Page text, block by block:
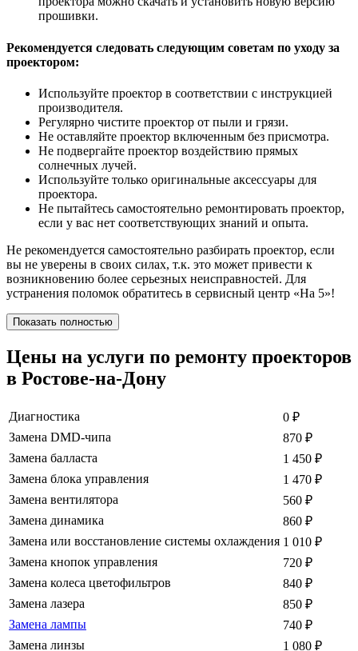
прошивки.
Рекомендуется следовать следующим советам по уходу за
проектором:
Используйте проектор в соответствии с инструкцией
производителя.
Регулярно чистите проектор от пыли и грязи.
Не оставляйте проектор включенным без присмотра.
Не подвергайте проектор воздействию прямых
солнечных лучей.
Используйте только оригинальные аксессуары для
проектора.
Не пытайтесь самостоятельно ремонтировать проектор,
если у вас нет соответствующих знаний и опыта.
Не рекомендуется самостоятельно разбирать проектор, если
вы не уверены в своих силах, т.к. это может привести к
возникновению более серьезных неисправностей. Для
устранения поломок обратитесь в сервисный центр «На 5»!
Показать полностью
Цены на услуги по ремонту проекторов
в Ростове-на-Дону
Диагностика 0 ₽
Замена DMD-чипа
870 ₽
Замена балласта
1 450 ₽
Замена блока управления
1 470 ₽
Замена вентилятора
560 ₽
Замена динамика
860 ₽
Замена или восстановление системы охлаждения 1 010 ₽
Замена кнопок управления
720 ₽
Замена колеса цветофильтров
840 ₽
Замена лазера
850 ₽
Замена лампы
740 ₽
Замена линзы
1 080 ₽